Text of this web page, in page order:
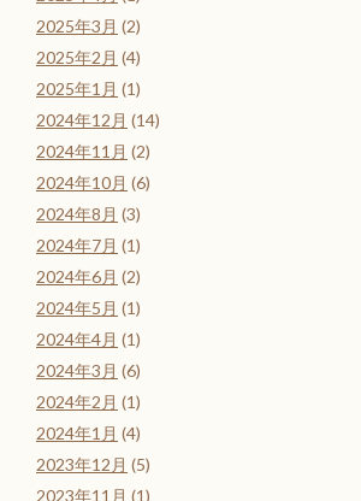
2025年3月 (2)
2025年2月 (4)
2025年1月 (1)
2024年12月 (14)
2024年11月 (2)
2024年10月 (6)
2024年8月 (3)
2024年7月 (1)
2024年6月 (2)
2024年5月 (1)
2024年4月 (1)
2024年3月 (6)
2024年2月 (1)
2024年1月 (4)
2023年12月 (5)
2023年11月 (1)